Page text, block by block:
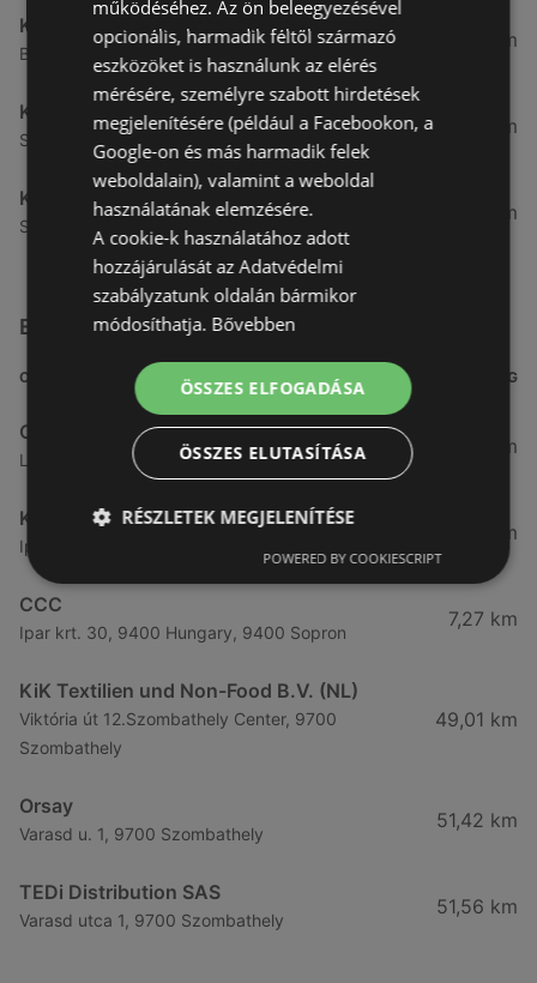
KiK TEXTIL ÉS NON-FOOD KFT. (HU)
Baross Gabor U. 24, 9021 Györ
52,36 km
KiK TEXTIL ÉS NON-FOOD KFT. (HU)
Szent Gellért U. 66., 9700 Szombathely
53,31 km
KiK TEXTIL ÉS NON-FOOD KFT. (HU)
Szent Gellért u. 66.Park Center, 9700 Szombathely
53,31 km
Egyéb Ruházat üzletek a közelben
CÍM TÁVOLSÁG
Orsay
Lackner kristóf u. 35, 9400 Sopron
4,46 km
KiK Textilien und Non-Food B.V. (NL)
Ipar körút 31family Center, 9400 Sopron
7,1 km
CCC
Ipar krt. 30, 9400 Hungary, 9400 Sopron
7,27 km
KiK Textilien und Non-Food B.V. (NL)
Viktória út 12.Szombathely Center, 9700
Szombathely
49,01 km
Orsay
Varasd u. 1, 9700 Szombathely
51,42 km
TEDi Distribution SAS
Varasd utca 1, 9700 Szombathely
51,56 km
működéséhez. Az ön beleegyezésével
opcionális, harmadik féltől származó
eszközöket is használunk az elérés
mérésére, személyre szabott hirdetések
megjelenítésére (például a Facebookon, a
Google-on és más harmadik felek
weboldalain), valamint a weboldal
használatának elemzésére.
A cookie-k használatához adott
hozzájárulását az Adatvédelmi
szabályzatunk oldalán bármikor
módosíthatja. Bővebben
ÖSSZES ELFOGADÁSA
ÖSSZES ELUTASÍTÁSA
RÉSZLETEK MEGJELENÍTÉSE
POWERED BY COOKIESCRIPT